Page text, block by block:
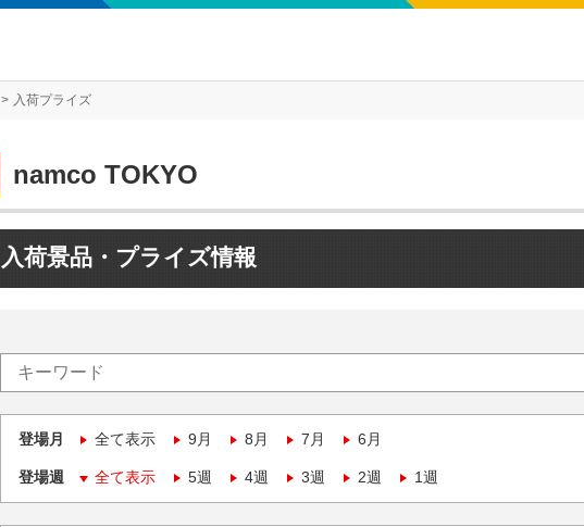
入荷プライズ
namco TOKYO
入荷景品・プライズ情報
登場月 全て表示 9月 8月 7月 6月
登場週 全て表示 5週 4週 3週 2週 1週